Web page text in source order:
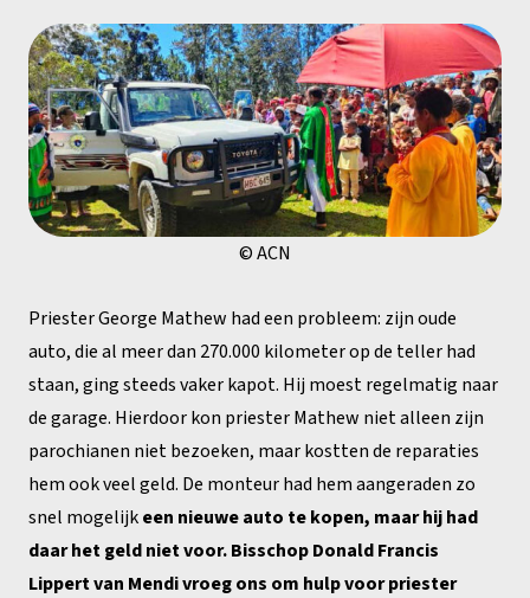
© ACN
Priester George Mathew had een probleem: zijn oude
auto, die al meer dan 270.000 kilometer op de teller had
staan, ging steeds vaker kapot. Hij moest regelmatig naar
de garage. Hierdoor kon priester Mathew niet alleen zijn
parochianen niet bezoeken, maar kostten de reparaties
hem ook veel geld. De monteur had hem aangeraden zo
snel mogelijkeen nieuwe auto te kopen, maar hij had
daar het geld niet voor.Bisschop Donald Francis
Lippert van Mendi vroeg ons om hulp voor priester